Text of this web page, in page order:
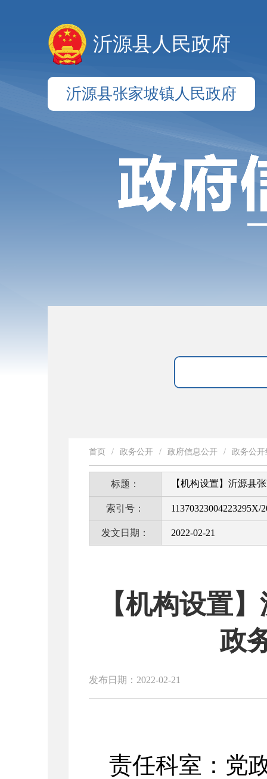
沂源县人民政府
沂源县张家坡镇人民政府
首页 / 政务公开 / 政府信息公开 / 政务公
标题： 【机构设置】沂源县
索引号： 11370323004223295X/
发文日期： 2022-02-21
【机构设置
政
发布日期：2022-02-21
责任科室：党